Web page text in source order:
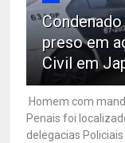
preso em
Civil em
Homem com
Penais foi
delegacias Policiais